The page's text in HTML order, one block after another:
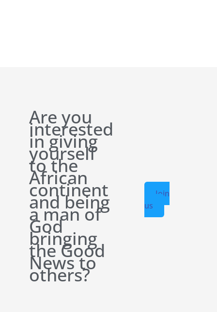
Are you
interested
in giving
yourself
to the
African
continent
and being
a man of
God
bringing
the Good
News to
others?
Join
us